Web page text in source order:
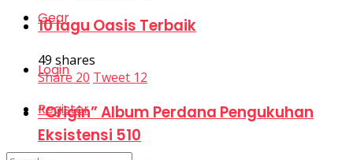
Gear
Login
Register
10 lagu Oasis Terbaik
49 shares
Share 20 Tweet 12
“Origin” Album Perdana Pengukuhan
Eksistensi 510